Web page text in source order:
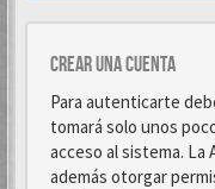
Crear una cuenta
Para autenticarte
tomará solo unos
acceso al sistema.
además otorgar